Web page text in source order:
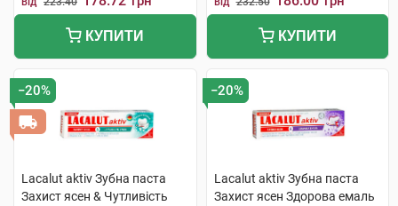
КУПИТИ КУПИТИ
−20%
Lacalut aktiv Зубна паста
Захист ясен & Чутливість
−20%
Lacalut aktiv Зубна паста
Захист ясен Здорова емаль